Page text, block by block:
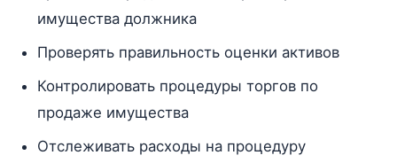
имущества должника
Проверять правильность оценки активов
Контролировать процедуры торгов по
продаже имущества
Отслеживать расходы на процедуру